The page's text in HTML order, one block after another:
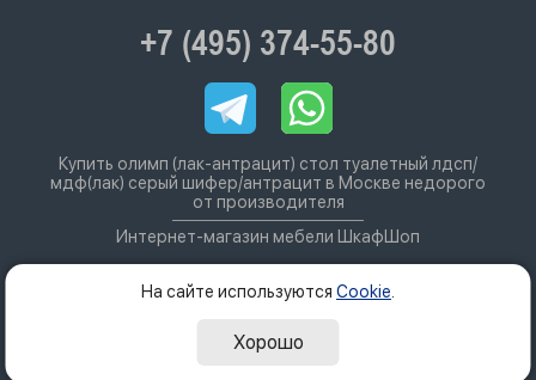
+7 (495) 374-55-80
Купить олимп (лак-антрацит) стол туалетный лдсп/
мдф(лак) серый шифер/антрацит в Москве недорого
от производителя
Интернет-магазин мебели ШкафШоп
На сайте используются Cookie
Хорошо